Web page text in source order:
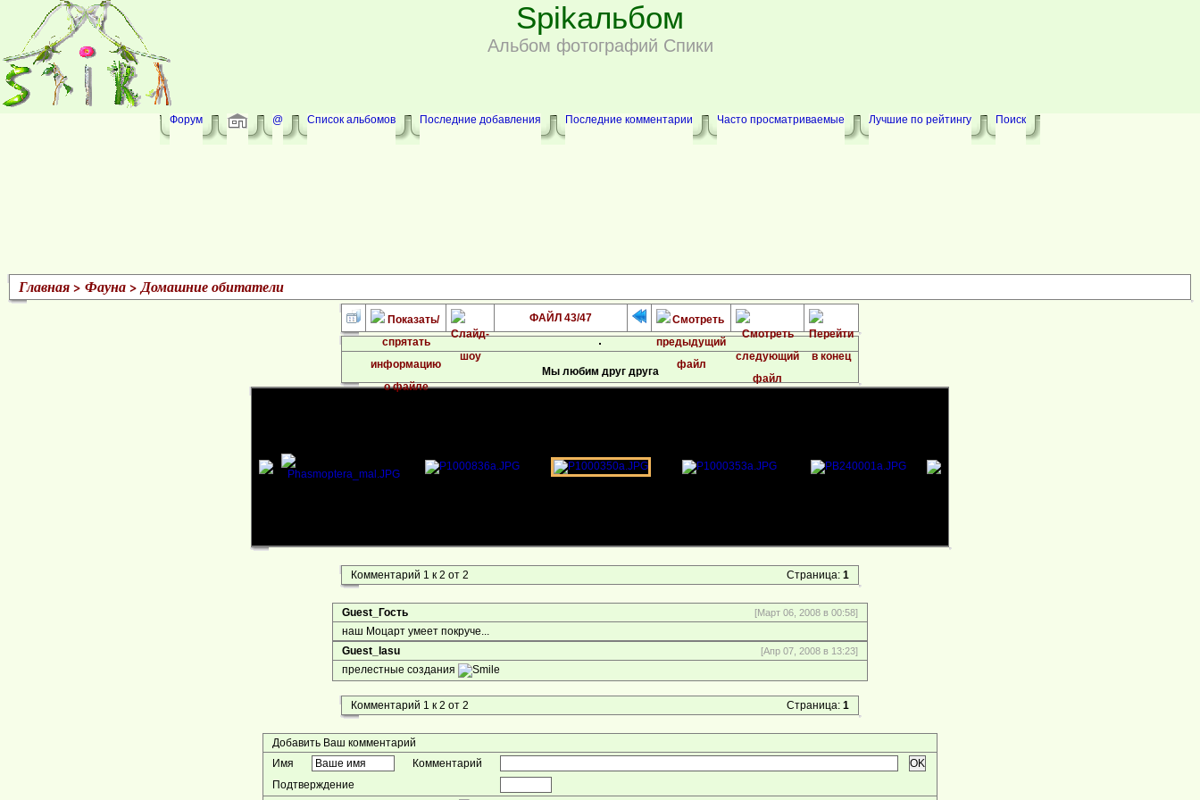
Spikальбом
Альбом фотографий Спики
Форум @ Список альбомов Последние добавления Последние комментарии Часто просматриваемые Лучшие по рейтингу Поиск
Главная> Фауна>Домашние обитатели
ФАЙЛ 43/47
Мы любим друг друга
Комментарий 1 к 2 от 2 Страница: 1
Guest_Гость [Март 06, 2008 в 00:58]
наш Моцарт умеет покруче...
Guest_lasu
[Апр 07, 2008 в 13:23]
прелестные создания
Комментарий 1 к 2 от 2 Страница: 1
Добавить Ваш комментарий
Имя
Комментарий
OK
Подтверждение